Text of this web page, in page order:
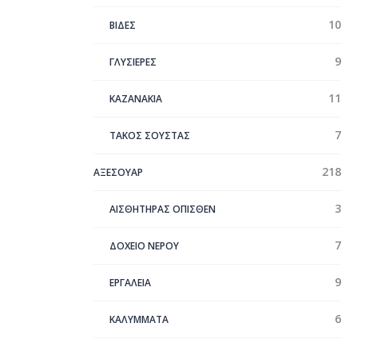
ΒΙΔΕΣ 10
ΓΛΥΣΙΕΡΕΣ 9
ΚΑΖΑΝΑΚΙΑ 11
ΤΑΚΟΣ ΣΟΥΣΤΑΣ 7
ΑΞΕΣΟΥΑΡ 218
ΑΙΣΘΗΤΗΡΑΣ ΟΠΙΣΘΕΝ 3
ΔΟΧΕΙΟ ΝΕΡΟΥ 7
ΕΡΓΑΛΕΙΑ 9
ΚΑΛΥΜΜΑΤΑ 6